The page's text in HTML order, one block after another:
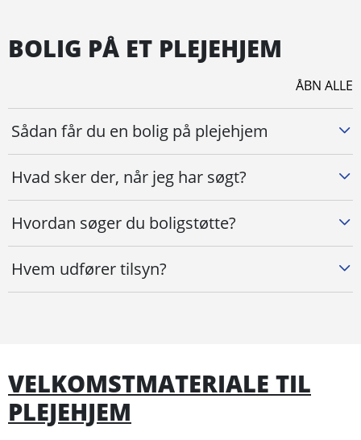
BOLIG PÅ ET PLEJEHJEM
ÅBN ALLE
Sådan får du en bolig på plejehjem
Hvad sker der, når jeg har søgt?
Hvordan søger du boligstøtte?
Hvem udfører tilsyn?
VELKOMSTMATERIALE TIL
PLEJEHJEM